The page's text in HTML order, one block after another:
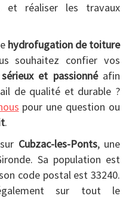
et réaliser les travaux
hydrofugation de toiture
souhaitez confier vos
et passionnéafin
de qualité et durable ?
pour une question ou
.
Cubzac-les-Ponts, une
Sa population est
code postal est 33240.
sur tout le